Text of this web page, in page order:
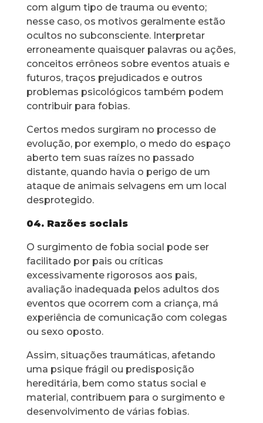
com algum tipo de trauma ou evento;
nesse caso, os motivos geralmente estão
ocultos no subconsciente. Interpretar
erroneamente quaisquer palavras ou ações,
conceitos errôneos sobre eventos atuais e
futuros, traços prejudicados e outros
problemas psicológicos também podem
contribuir para fobias.
Certos medos surgiram no processo de
evolução, por exemplo, o medo do espaço
aberto tem suas raízes no passado
distante, quando havia o perigo de um
ataque de animais selvagens em um local
desprotegido.
04. Razões sociais
O surgimento de fobia social pode ser
facilitado por pais ou críticas
excessivamente rigorosos aos pais,
avaliação inadequada pelos adultos dos
eventos que ocorrem com a criança, má
experiência de comunicação com colegas
ou sexo oposto.
Assim, situações traumáticas, afetando
uma psique frágil ou predisposição
hereditária, bem como status social e
material, contribuem para o surgimento e
desenvolvimento de várias fobias.